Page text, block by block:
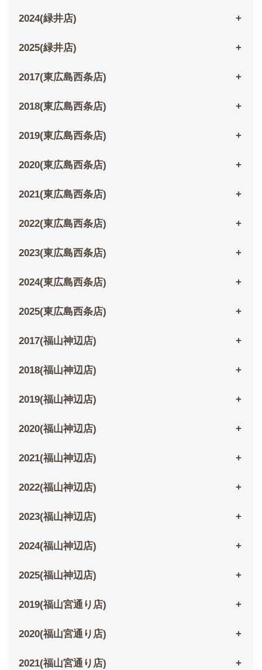
2024(緑井店)
2025(緑井店)
2017(東広島西条店)
2018(東広島西条店)
2019(東広島西条店)
2020(東広島西条店)
2021(東広島西条店)
2022(東広島西条店)
2023(東広島西条店)
2024(東広島西条店)
2025(東広島西条店)
2017(福山神辺店)
2018(福山神辺店)
2019(福山神辺店)
2020(福山神辺店)
2021(福山神辺店)
2022(福山神辺店)
2023(福山神辺店)
2024(福山神辺店)
2025(福山神辺店)
2019(福山宮通り店)
2020(福山宮通り店)
2021(福山宮通り店)